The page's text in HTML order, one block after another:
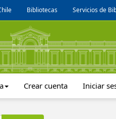
Bibliotecas Servicios de
Crear cuenta Iniciar